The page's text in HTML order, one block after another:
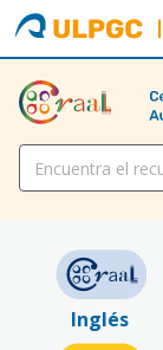
ULPGC
Título
Inglés